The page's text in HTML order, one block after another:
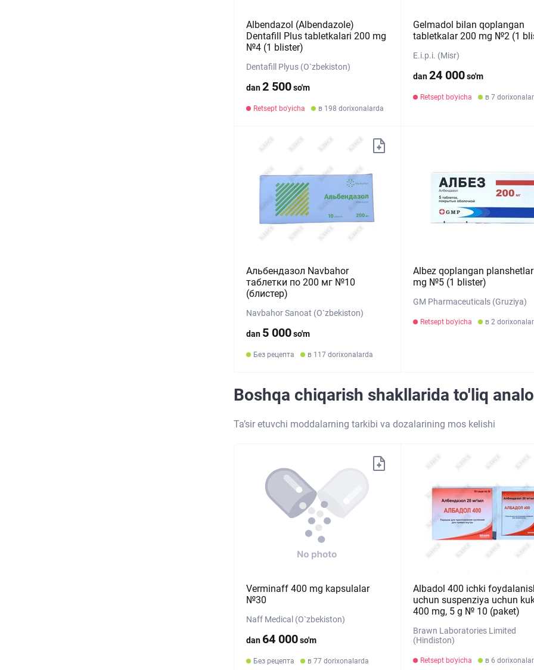
Albendazol (Albendazole)
Dentafill Plus tabletkalari 200 mg
№4 (1 blister)
Dentafill Plyus (O`zbekiston)
dan2 500so'm
Retsept bo'yicha в 198 dorixonalarda
Gelmadol bilan qoplangan
tabletkalar 200 mg №2 (1
E.i.p.i. (Misr)
dan24 000so'm
Retsept bo'yicha в 7
Альбендазол Navbahor
таблетки по 200 мг №10
(блистер)
Navbahor Sanoat (O`zbekiston)
dan 5 000so'm
Без рецепта в 117 dorixonalarda
Albez qoplangan
mg №5 (1 blister)
GM Pharmaceuticals (Gruziya)
Retsept bo'yicha в 2
Boshqa chiqarish shakllarida to'liq
Ta’sir etuvchi moddalarning tarkibi va dozalarining mos kelishi
Verminaff 400 mg kapsulalar
№30
Naff Medical (O`zbekiston)
dan 64 000so'm
Без рецепта в 77 dorixonalarda
Albadol 400 ichki
uchun suspenziya uchun
400 mg, 5 g № 10 (paket)
Brawn Laboratories Limited
(Hindiston)
Retsept bo'yicha в 6